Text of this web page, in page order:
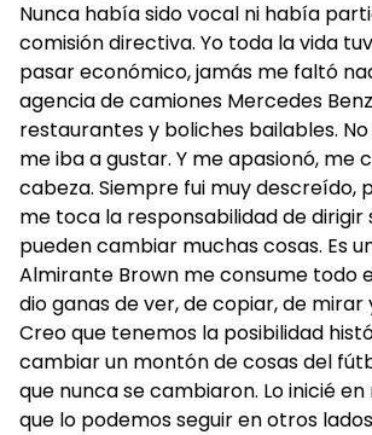
Nunca había sido vocal ni había
comisión directiva. Yo toda la vida
pasar económico, jamás me faltó
agencia de camiones Mercedes
restaurantes y boliches bailables.
me iba a gustar. Y me apasionó, me
cabeza. Siempre fui muy descreído,
me toca la responsabilidad de dirigir
pueden cambiar muchas cosas. Es
Almirante Brown me consume todo
dio ganas de ver, de copiar, de mirar
Creo que tenemos la posibilidad
cambiar un montón de cosas del
que nunca se cambiaron. Lo inicié
que lo podemos seguir en otros